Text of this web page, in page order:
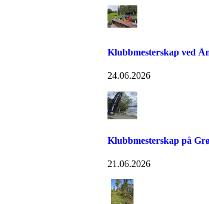
Klubbmesterskap ved
24.06.2026
Klubbmesterskap på
21.06.2026